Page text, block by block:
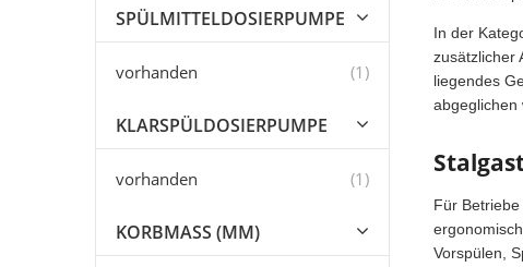
In der
zusätzlicher
liegendes
abgeglichen
Für
Vorspülen,
SPÜLMITTELDOSIERPUMPE
vorhanden 1 Artikel
KLARSPÜLDOSIERPUMPE
vorhanden 1 Artikel
KORBMASS (MM)